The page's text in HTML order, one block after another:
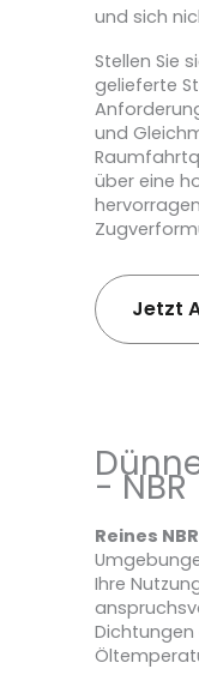
und sich
Stellen Sie
gelieferte
und
über eine
Jetzt
- NBR
Reines NBR
Ihre
Dichtungen